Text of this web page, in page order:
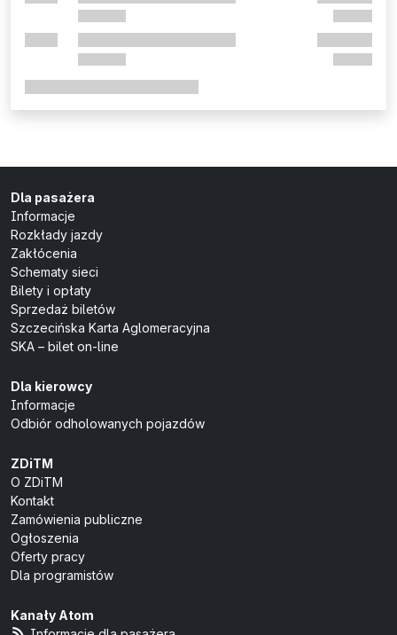
Dla pasażera
Informacje
Rozkłady jazdy
Zakłócenia
Schematy sieci
Bilety i opłaty
Sprzedaż biletów
Szczecińska Karta Aglomeracyjna
SKA – bilet on-line
Dla kierowcy
Informacje
Odbiór odholowanych pojazdów
ZDiTM
O ZDiTM
Kontakt
Zamówienia publiczne
Ogłoszenia
Oferty pracy
Dla programistów
Kanały Atom